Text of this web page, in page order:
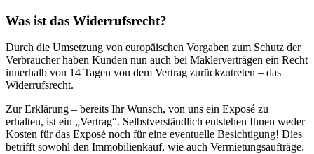
Was ist das Widerrufsrecht?
Durch die Umsetzung von europäischen Vorgaben zum Schutz der
Verbraucher haben Kunden nun auch bei Maklerverträgen ein Recht
innerhalb von 14 Tagen von dem Vertrag zurückzutreten – das
Widerrufsrecht.
Zur Erklärung – bereits Ihr Wunsch, von uns ein Exposé zu
erhalten, ist ein „Vertrag“. Selbstverständlich entstehen Ihnen weder
Kosten für das Exposé noch für eine eventuelle Besichtigung! Dies
betrifft sowohl den Immobilienkauf, wie auch Vermietungsaufträge.